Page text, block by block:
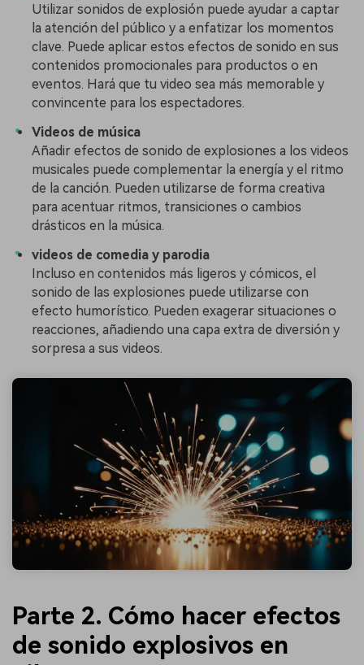
Utilizar sonidos de explosión puede ayudar a captar
la atención del público y a enfatizar los momentos
clave. Puede aplicar estos efectos de sonido en sus
contenidos promocionales para productos o en
eventos. Hará que tu video sea más memorable y
convincente para los espectadores.
Videos de música
Añadir efectos de sonido de explosiones a los videos
musicales puede complementar la energía y el ritmo
de la canción. Pueden utilizarse de forma creativa
para acentuar ritmos, transiciones o cambios
drásticos en la música.
videos de comedia y parodia
Incluso en contenidos más ligeros y cómicos, el
sonido de las explosiones puede utilizarse con
efecto humorístico. Pueden exagerar situaciones o
reacciones, añadiendo una capa extra de diversión y
sorpresa a sus videos.
Parte 2. Cómo hacer efectos
de sonido explosivos en